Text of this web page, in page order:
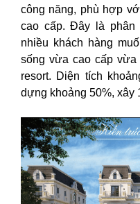
công năng, phù hợp
cao cấp. Đây là
nhiều khách hàng
sống vừa cao cấp
resort. Diện tích
dựng khoảng 50%, xây